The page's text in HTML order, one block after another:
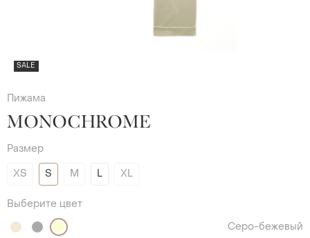
SALE
Пижама
MONOCHROME
Размер
XS S M L XL
Выберите цвет
Серо-бежевый